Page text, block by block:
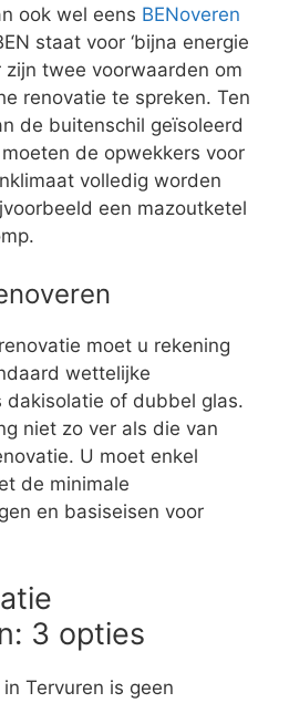
ook wel eens BENoveren
staat voor ‘bijna energie
zijn twee voorwaarden om
renovatie te spreken. Ten
de buitenschil geïsoleerd
de opwekkers voor
volledig worden
een mazoutketel
moet u rekening
wettelijke
dakisolatie of dubbel glas.
niet zo ver als die van
U moet enkel
de minimale
en basiseisen voor
3 opties
Tervuren is geen